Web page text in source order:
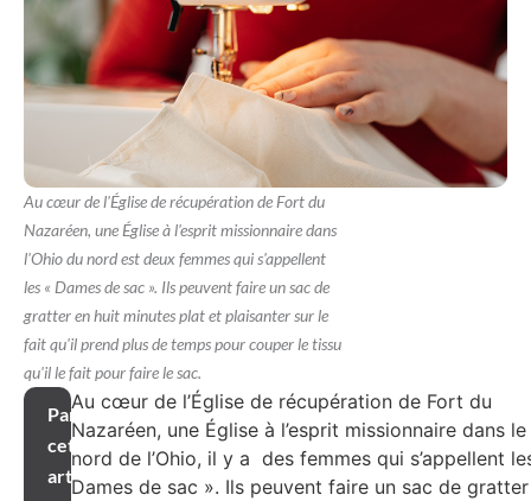
Au cœur de l'Église de récupération de Fort du
Nazaréen, une Église à l'esprit missionnaire dans
l'Ohio du nord est deux femmes qui s'appellent
les « Dames de sac ». Ils peuvent faire un sac de
gratter en huit minutes plat et plaisanter sur le
fait qu'il prend plus de temps pour couper le tissu
qu'il le fait pour faire le sac.
Partager
cet
article
Au cœur de l’Église de récupération de Fort du
Nazaréen, une Église à l’esprit missionnaire dans le
nord de l’Ohio, il y a des femmes qui s’appellent
Dames de sac ». Ils peuvent faire un sac de gratter